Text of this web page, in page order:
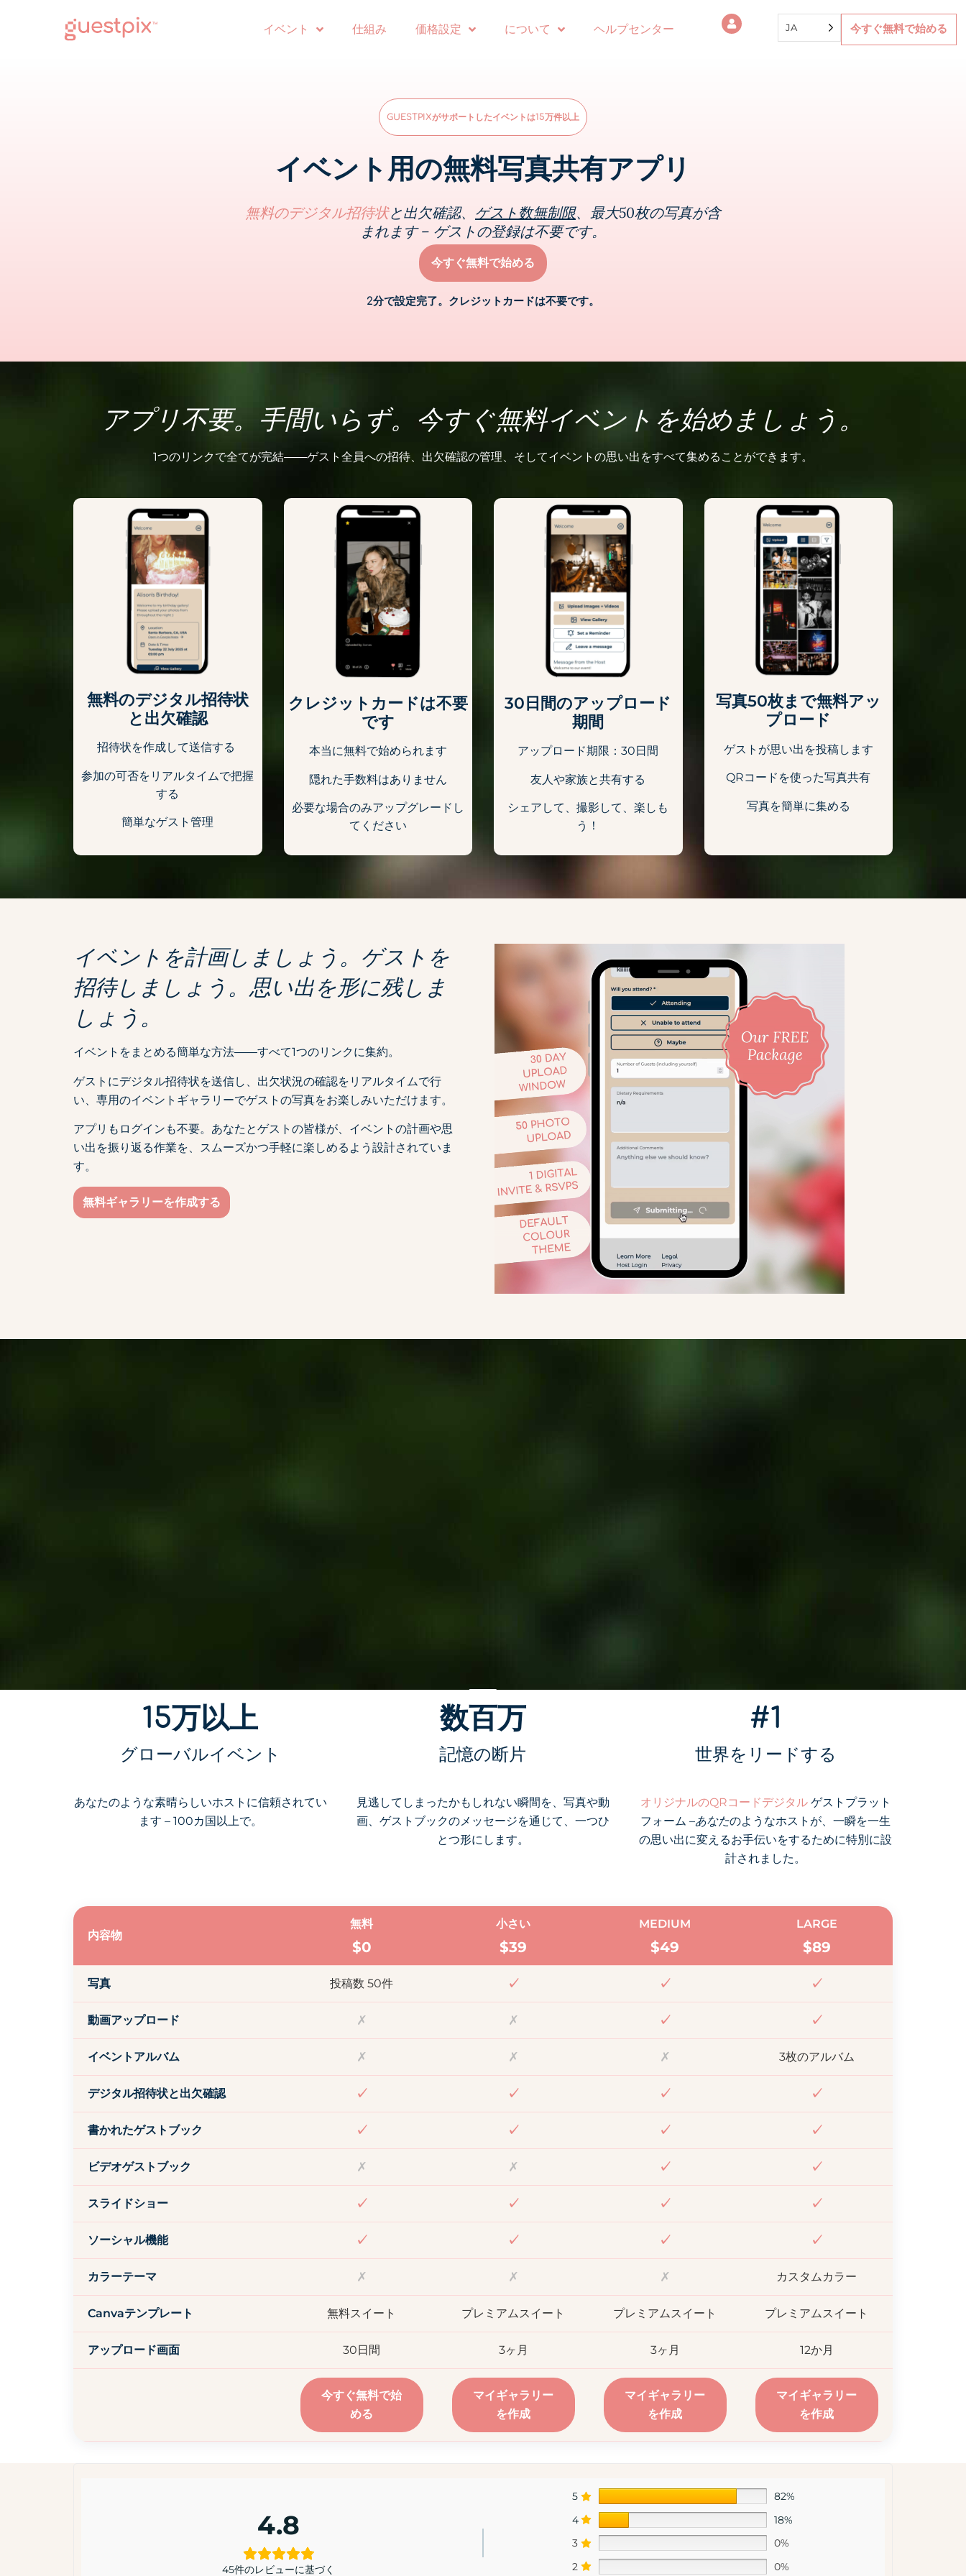
イベント 仕組み 価格設定 について ヘルプセンター JA 今すぐ無料で始める
GUESTPIXがサポートしたイベントは15万件以上
イベント用の無料写真共有アプリ
無料のデジタル招待状と出欠確認、 ゲスト数無制限、最大50枚の写真が含
まれます – ゲストの登録は不要です。
今すぐ無料で始める
2分で設定完了。クレジットカードは不要です。
アプリ不要。手間いらず。今すぐ無料イベントを始めましょう。
1つのリンクで全てが完結――ゲスト全員への招待、出欠確認の管理、そしてイベントの思い出をすべて集めることができます。
無料のデジタル招待状
と出欠確認
招待状を作成して送信する
参加の可否をリアルタイムで把握
する
簡単なゲスト管理
クレジットカードは不要
です
本当に無料で始められます
隠れた手数料はありません
必要な場合のみアップグレードし
てください
30日間のアップロード
期間
アップロード期限：30日間
友人や家族と共有する
シェアして、撮影して、楽しも
う！
写真50枚まで無料アッ
プロード
ゲストが思い出を投稿します
QRコードを使った写真共有
写真を簡単に集める
イベントを計画しましょう。ゲストを
招待しましょう。思い出を形に残しま
しょう。
イベントをまとめる簡単な方法――すべて1つのリンクに集約。
ゲストにデジタル招待状を送信し、出欠状況の確認をリアルタイムで行
い、専用のイベントギャラリーでゲストの写真をお楽しみいただけます。
アプリもログインも不要。あなたとゲストの皆様が、イベントの計画や思
い出を振り返る作業を、スムーズかつ手軽に楽しめるよう設計されていま
す。
無料ギャラリーを作成する
15万以上
グローバルイベント
数百万
記憶の断片
#1
世界をリードする
あなたのような素晴らしいホストに信頼されてい
ます – 100カ国以上で。
見逃してしまったかもしれない瞬間を、写真や動
画、ゲストブックのメッセージを通じて、一つひ
とつ形にします。
オリジナルのQRコードデジタル ゲストプラット
フォーム –あなたのようなホストが、一瞬を一生
の思い出に変えるお手伝いをするために特別に設
計されました。
内容物
無料
$0
小さい
$39
MEDIUM
$49
LARGE
$89
写真 投稿数 50件 ✓ ✓ ✓
動画アップロード ✗ ✗ ✓ ✓
イベントアルバム ✗ ✗ ✗ 3枚のアルバム
デジタル招待状と出欠確認 ✓ ✓ ✓ ✓
書かれたゲストブック ✓ ✓ ✓ ✓
ビデオゲストブック ✗ ✗ ✓ ✓
スライドショー ✓ ✓ ✓ ✓
ソーシャル機能 ✓ ✓ ✓ ✓
カラーテーマ ✗ ✗ ✗ カスタムカラー
Canvaテンプレート 無料スイート プレミアムスイート プレミアムスイート プレミアムスイート
アップロード画面 30日間 3ヶ月 3ヶ月 12か月
今すぐ無料で始
める
マイギャラリー
を作成
マイギャラリー
を作成
マイギャラリー
を作成
4.8
45件のレビューに基づく
5
82%
4
18%
3
0%
2
0%